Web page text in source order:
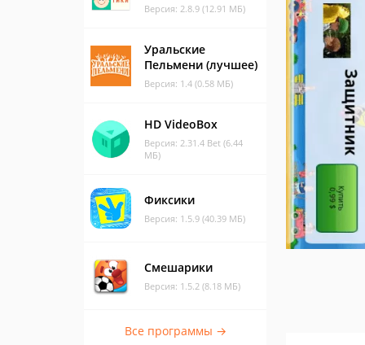
Версия: 2.8.9 (12.91 МБ)
Уральские
Пельмени (лучшее)
Версия: 1.4 (0.58 МБ)
HD VideoBox
Версия: 2.31.4 Bet (6.44
МБ)
Фиксики
Версия: 1.5.9 (40.39 МБ)
Смешарики
Версия: 1.5.2 (8.18 МБ)
Все программы →